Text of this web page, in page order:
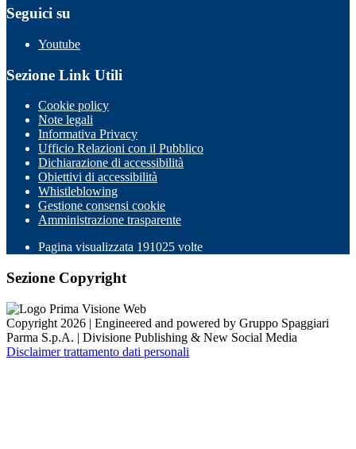
Seguici su
Youtube
Sezione Link Utili
Cookie policy
Note legali
Informativa Privacy
Ufficio Relazioni con il Pubblico
Dichiarazione di accessibilità
Obiettivi di accessibilità
Whistleblowing
Gestione consensi cookie
Amministrazione trasparente
Pagina visualizzata 191025 volte
Sezione Copyright
Copyright 2026 | Engineered and powered by Gruppo Spaggiari
Parma S.p.A. | Divisione Publishing & New Social Media
Disclaimer trattamento dati personali